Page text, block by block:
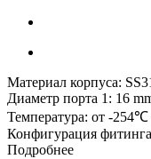
Материал корпуса:
Диаметр порта 1: 16
Температура: от -
Конфигурация
Подробнее